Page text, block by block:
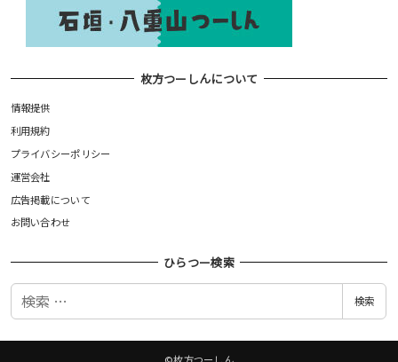
枚方つーしんについて
情報提供
利用規約
プライバシーポリシー
運営会社
広告掲載について
お問い合わせ
ひらつー検索
検
検索